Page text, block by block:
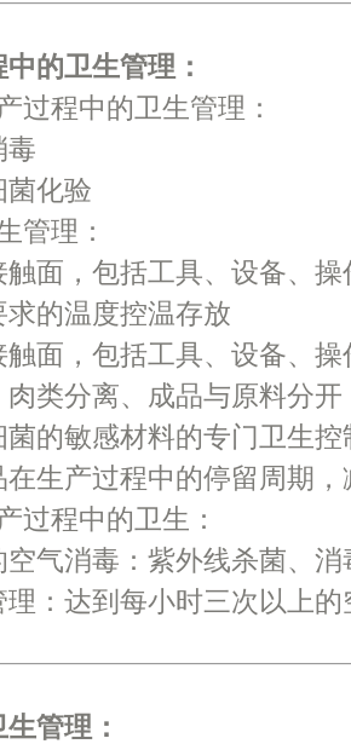
的卫生管理：
过程中的卫生管理：
化验
管理：
面，包括工具、设备、操
的温度控温存放
面，包括工具、设备、操
类分离、成品与原料分开
的敏感材料的专门卫生控
生产过程中的停留周期，
过程中的卫生：
气消毒：紫外线杀菌、
：达到每小时三次以上
管理：